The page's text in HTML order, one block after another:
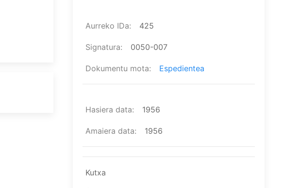
Aurreko IDa 425
Signatura 0050-007
Dokumentu mota Espedientea
Hasiera data 1956
Amaiera data 1956
Kutxa